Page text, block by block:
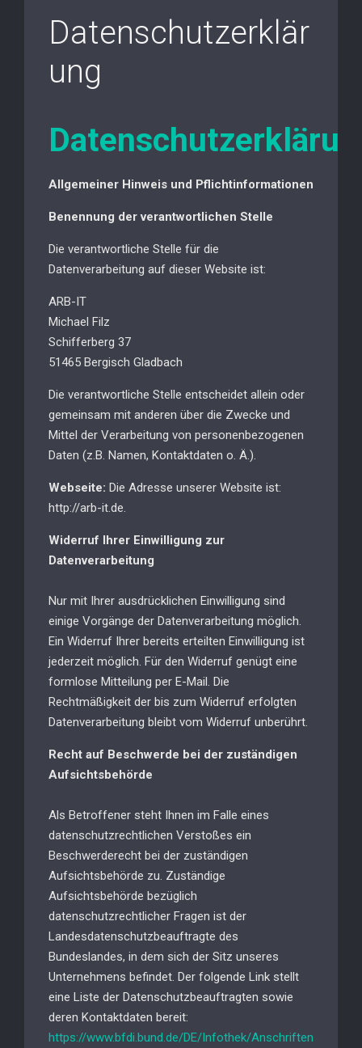
Datenschutzerklär
ung
Allgemeiner Hinweis und Pflichtinformationen
Benennung der verantwortlichen Stelle
Die verantwortliche Stelle für die
Datenverarbeitung auf dieser Website ist:
ARB-IT
Michael Filz
Schifferberg 37
51465 Bergisch Gladbach
Die verantwortliche Stelle entscheidet allein oder
gemeinsam mit anderen über die Zwecke und
Mittel der Verarbeitung von personenbezogenen
Daten (z.B. Namen, Kontaktdaten o. Ä.).
Webseite: Die Adresse unserer Website ist:
http://arb-it.de.
Widerruf Ihrer Einwilligung zur
Datenverarbeitung
Nur mit Ihrer ausdrücklichen Einwilligung sind
einige Vorgänge der Datenverarbeitung möglich.
Ein Widerruf Ihrer bereits erteilten Einwilligung ist
jederzeit möglich. Für den Widerruf genügt eine
formlose Mitteilung per E-Mail. Die
Rechtmäßigkeit der bis zum Widerruf erfolgten
Datenverarbeitung bleibt vom Widerruf unberührt.
Recht auf Beschwerde bei der zuständigen
Aufsichtsbehörde
Als Betroffener steht Ihnen im Falle eines
datenschutzrechtlichen Verstoßes ein
Beschwerderecht bei der zuständigen
Aufsichtsbehörde zu. Zuständige
Aufsichtsbehörde bezüglich
datenschutzrechtlicher Fragen ist der
Landesdatenschutzbeauftragte des
Bundeslandes, in dem sich der Sitz unseres
Unternehmens befindet. Der folgende Link stellt
eine Liste der Datenschutzbeauftragten sowie
deren Kontaktdaten bereit:
https://www.bfdi.bund.de/DE/Infothek/Anschriften